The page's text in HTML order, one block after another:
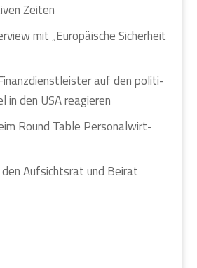
Zei­ten
mit „Euro­päi­sche Sicher­heit
auf den poli­ti­
in den USA reagie­ren
Round Table Per­so­nal­wirt­
Auf­sichts­rat und Bei­rat